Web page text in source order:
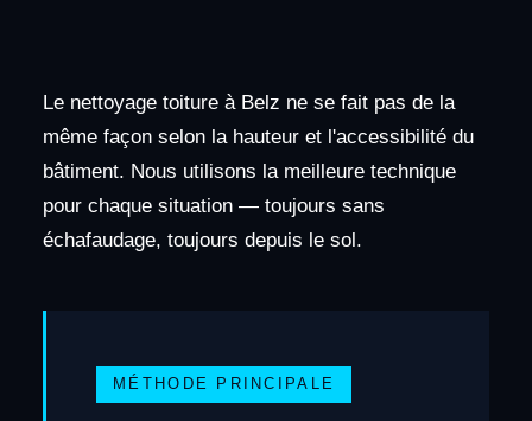
Le nettoyage toiture à Belz ne se fait pas de la
même façon selon la hauteur et l'accessibilité du
bâtiment. Nous utilisons la meilleure technique
pour chaque situation — toujours sans
échafaudage, toujours depuis le sol.
MÉTHODE PRINCIPALE